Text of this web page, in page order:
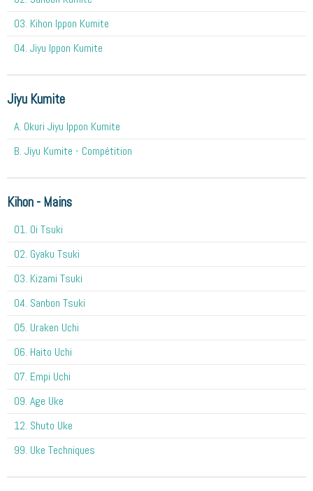
03. Kihon Ippon Kumite
04. Jiyu Ippon Kumite
Jiyu Kumite
A. Okuri Jiyu Ippon Kumite
B. Jiyu Kumite - Compétition
Kihon - Mains
O1. Oi Tsuki
02. Gyaku Tsuki
03. Kizami Tsuki
04. Sanbon Tsuki
05. Uraken Uchi
06. Haito Uchi
07. Empi Uchi
09. Age Uke
12. Shuto Uke
99. Uke Techniques